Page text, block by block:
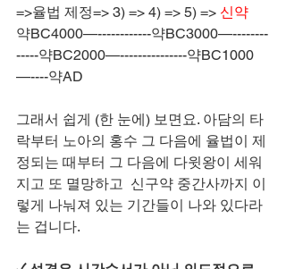
=>율법 제정=> 3) => 4) => 5) => 신약
약BC4000—------------약BC3000—--------
-----약BC2000—---------------약BC1000
—----약AD
그래서 쉽게 (한 눈에) 보면요. 아담의 타
락부터 노아의 홍수 그 다음에 율법이 제
정되는 때부터 그 다음에 다윗왕이 세워
지고 또 멸망하고  신구약 중간사까지 이
렇게 나눠져 있는 기간들이 나와 있다라
는 겁니다.